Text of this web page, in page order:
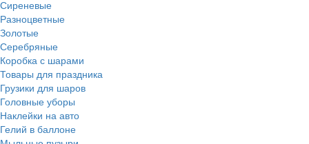
Сиреневые
Разноцветные
Золотые
Серебряные
Коробка с шарами
Товары для праздника
Грузики для шаров
Головные уборы
Наклейки на авто
Гелий в баллоне